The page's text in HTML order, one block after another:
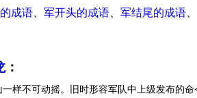
成语 军开头的成语 军结尾的成语
：
样不可动摇。旧时形容军队中上级发布的